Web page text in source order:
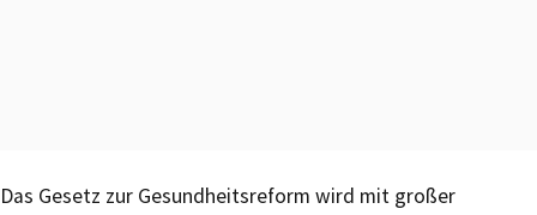
Das Gesetz zur Gesundheitsreform wird mit großer